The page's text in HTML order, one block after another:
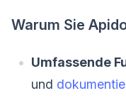
Warum Sie
Umfassende
und